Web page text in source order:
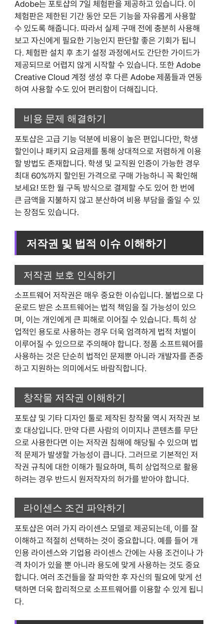
Adobe는 포토샵의 7일 체험판을 제공하고 있습니다. 이
체험판은 제한된 기간 동안 모든 기능을 자유롭게 사용할
수 있도록 해줍니다. 따라서 실제 구매 전에 충분히 사용해
보고 자신에게 필요한 기능인지 판단할 좋은 기회가 됩니
다. 체험판 설치 후 초기 설정 과정에서도 간단한 가이드가
제공되므로 어렵지 않게 시작할 수 있습니다. 또한 Adobe
Creative Cloud 계정 생성 후 다른 Adobe 제품들과 연동
하여 사용할 수도 있어 편리함이 더해집니다.
비용 문제 해결하기
포토샵은 고급 기능 덕분에 비용이 높은 편입니다만, 학생
할인이나 패키지 요금제를 통해 상대적으로 저렴하게 이용
할 방법도 존재합니다. 학생 및 교직원 인증이 가능한 경우
최대 60%까지 할인된 가격으로 구매 가능하니 꼭 확인해
보세요! 또한 월 구독 방식으로 결제할 수도 있어 한 번에
큰 금액을 지불하지 않고 분산하여 비용 부담을 줄일 수 있
는 장점도 있습니다.
저작권 및 법적 이슈 이해하기
저작권 보호 인식하기
소프트웨어 저작권은 매우 중요한 이슈입니다. 불법으로 다
운로드 받은 소프트웨어는 법적 책임을 질 가능성이 있으
며, 이는 개인에게 큰 피해로 이어질 수 있습니다. 특히 상
업적인 용도로 사용하는 경우 더욱 엄격하게 법적 처벌이
이루어질 수 있으므로 주의해야 합니다. 정품 소프트웨어를
사용하는 것은 단순히 법적인 문제뿐 아니라 개발자를 존중
하고 지원하는 의미에서도 바람직합니다.
창작물 저작권 이해하기
포토샵 및 기타 디자인 툴로 제작된 창작물 역시 저작권 보
호 대상입니다. 만약 다른 사람의 이미지나 콘텐츠를 무단
으로 사용한다면 이는 저작권 침해에 해당될 수 있으며 법
적 문제가 발생할 가능성이 큽니다. 그러므로 기본적인 저
작권 규칙에 대한 이해가 필요하며, 특히 상업적으로 활용
하려는 경우 반드시 원저작자의 허가를 받아야 합니다.
라이센스 조건 파악하기
포토샵은 여러 가지 라이센스 모델로 제공되는데, 이를 잘
이해하고 적절히 선택하는 것이 중요합니다. 예를 들어 개
인용 라이센스와 기업용 라이센스 간에는 사용 조건이나 가
격 차이가 있을 뿐 아니라 용도에 맞게 사용하는 것도 중요
합니다. 여러 조건들을 잘 파악한 후 자신의 필요에 맞게 선
택하면 더욱 합리적으로 소프트웨어를 이용할 수 있게 됩니
다.